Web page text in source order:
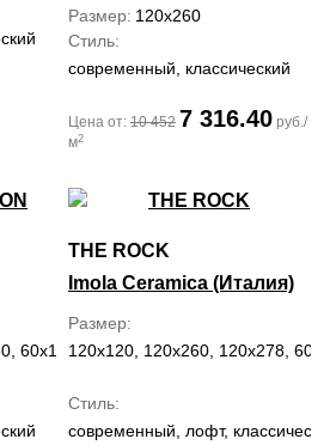
Размер 120x260
Стиль
современный, классический
Цена от: 10 452 7 316.40 руб./
м2
60x120, 60x60
THE ROCK
Imola Ceramica (Италия)
Размер
120x120, 120x260, 120x278,
Стиль
современный, лофт,